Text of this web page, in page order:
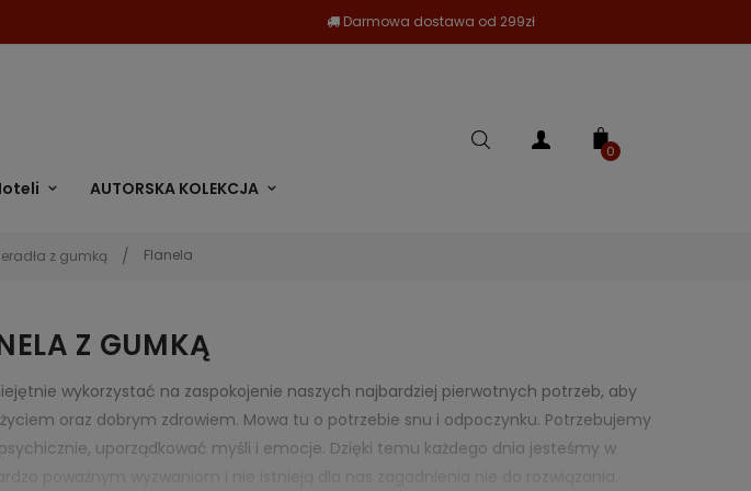
Darmowa dostawa od 299zł
AUTORSKA KOLEKCJA
0
z gumką Flanela
Z GUMKĄ
wykorzystać na zaspokojenie naszych najbardziej pierwotnych potrzeb, aby
oraz dobrym zdrowiem. Mowa tu o potrzebie snu i odpoczynku. Potrzebujemy
uporządkować myśli i emocje. Dzięki temu każdego dnia jesteśmy w